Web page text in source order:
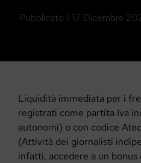
Pubblicato il 17 Dicembre
Liquidità immediata per i
registrati come partita Iva
autonomi) o con codice
(Attività dei giornalisti
infatti, accedere a un